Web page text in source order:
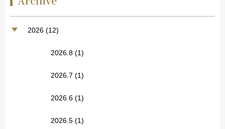
2026 (12)
2026.8 (1)
2026.7 (1)
2026.6 (1)
2026.5 (1)